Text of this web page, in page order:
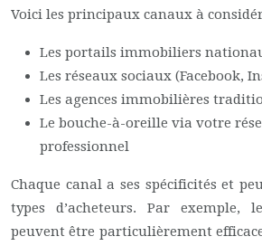
Voici les principaux canaux à
Les portails immobiliers
Les réseaux sociaux (Facebook,
Les agences immobilières
Le bouche-à-oreille via votre
professionnel
Chaque canal a ses spécificités et
types d’acheteurs. Par exemple,
peuvent être particulièrement